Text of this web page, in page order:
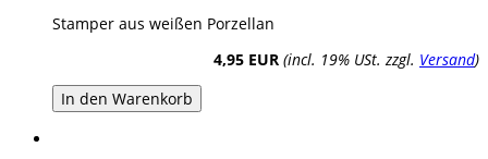
Stamper aus weißen Porzellan
4,95 EUR (incl. 19% USt. zzgl. Versand)
In den Warenkorb